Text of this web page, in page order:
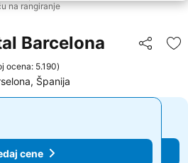
na rangiranje
Barcelona Deli
ocena: 5.190)
Španija
cene
cene